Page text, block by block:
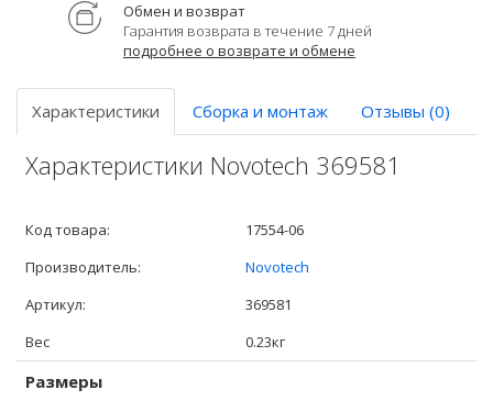
Обмен и возврат
Гарантия возврата в течение 7 дней
подробнее о возврате и обмене
Характеристики Сборка и монтаж Отзывы (0)
Характеристики Novotech 369581
Код товара:
17554-06
Производитель:
Novotech
Артикул:
369581
Вес
0.23кг
Размеры